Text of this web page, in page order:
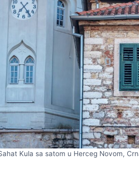
Kula sa satom u Herceg Novom,